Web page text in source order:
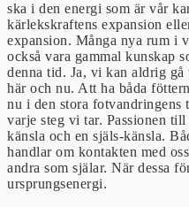
ska i den energi som är vår
kärlekskraftens expansion
expansion. Många nya rum i
också vara gammal kunskap
denna tid. Ja, vi kan aldrig
här och nu. Att ha båda
nu i den stora fotvandringens
varje steg vi tar. Passionen
känsla och en själs-känsla.
handlar om kontakten med
andra som själar. När dessa
ursprungsenergi.